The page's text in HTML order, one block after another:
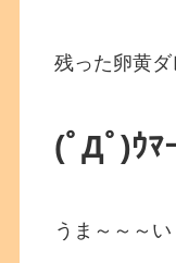
残った卵黄ダ
(ﾟДﾟ)ｳﾏ
うま～～～い